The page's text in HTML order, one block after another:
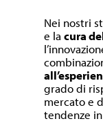
Nei nostri
e lacura
grado di
mercato e
tendenze